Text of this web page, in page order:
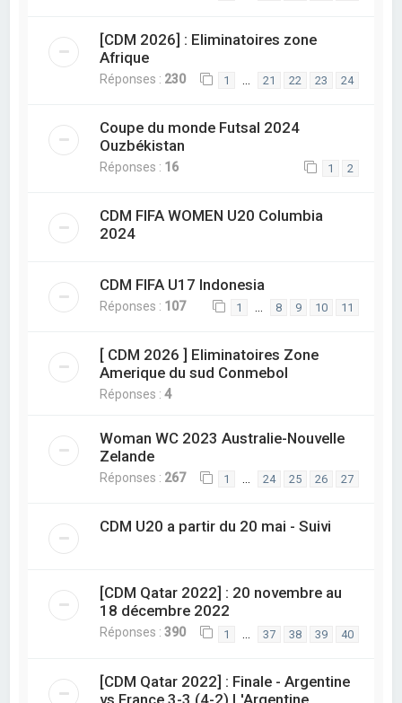
[CDM 2026] : Eliminatoires zone
Afrique
Réponses : 230 1 21 22 23 24
Coupe du monde Futsal 2024
Ouzbékistan
Réponses : 16 1 2
CDM FIFA WOMEN U20 Columbia
2024
CDM FIFA U17 Indonesia
Réponses : 107 1 … 8 9 10 11
[ CDM 2026 ] Eliminatoires Zone
Amerique du sud Conmebol
Réponses :4
Woman WC 2023 Australie-Nouvelle
Zelande
Réponses : 267 1 … 24 25 26 27
CDM U20 a partir du 20 mai - Suivi
[CDM Qatar 2022] : 20 novembre au
18 décembre 2022
Réponses :390 1 37 38 39 40
[CDM Qatar 2022] : Finale - Argentine
vs France 3-3 (4-2) L'Argentine